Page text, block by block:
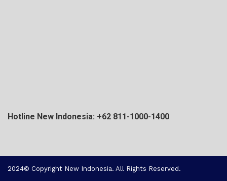
Hotline New Indonesia: +62 811-1000-1400
2024© Copyright New Indonesia. All Rights Reserved.